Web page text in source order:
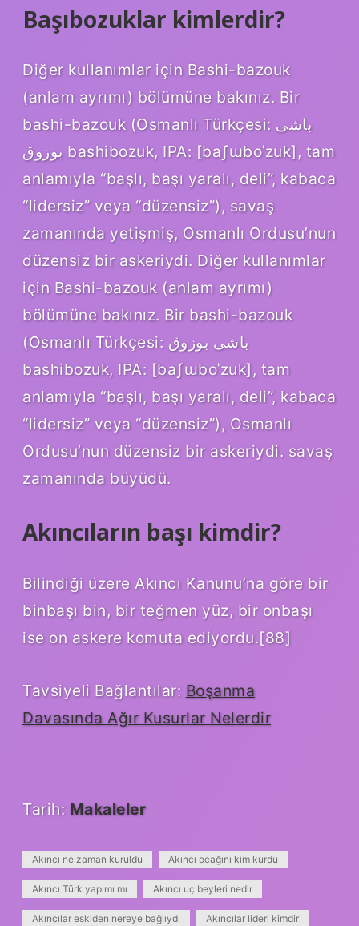
Başıbozuklar kimlerdir?
Diğer kullanımlar için Bashi-bazouk
(anlam ayrımı) bölümüne bakınız. Bir
bashi-bazouk (Osmanlı Türkçesi: باشی
بوزوق bashibozuk, IPA: [baʃɯboˈzuk], tam
anlamıyla “başlı, başı yaralı, deli”, kabaca
“lidersiz” veya “düzensiz”), savaş
zamanında yetişmiş, Osmanlı Ordusu’nun
düzensiz bir askeriydi. Diğer kullanımlar
için Bashi-bazouk (anlam ayrımı)
bölümüne bakınız. Bir bashi-bazouk
(Osmanlı Türkçesi: باشی بوزوق
bashibozuk, IPA: [baʃɯboˈzuk], tam
anlamıyla “başlı, başı yaralı, deli”, kabaca
“lidersiz” veya “düzensiz”), Osmanlı
Ordusu’nun düzensiz bir askeriydi. savaş
zamanında büyüdü.
Akıncıların başı kimdir?
Bilindiği üzere Akıncı Kanunu’na göre bir
binbaşı bin, bir teğmen yüz, bir onbaşı
ise on askere komuta ediyordu.[88]
Tavsiyeli Bağlantılar: Boşanma
Davasında Ağır Kusurlar Nelerdir
Tarih: Makaleler
Akıncı ne zaman kuruldu Akıncı ocağını kim kurdu
Akıncı Türk yapımı mı Akıncı uç beyleri nedir
Akıncılar eskiden nereye bağlıydı Akıncılar lideri kimdir